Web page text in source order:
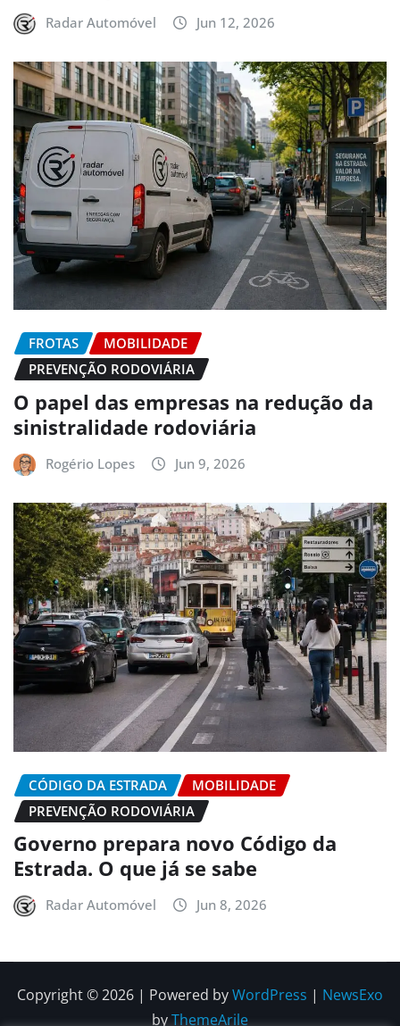
Radar Automóvel Jun 12, 2026
FROTAS
MOBILIDADE
PREVENÇÃO RODOVIÁRIA
O papel das empresas na redução da
sinistralidade rodoviária
Rogério Lopes Jun 9, 2026
CÓDIGO DA ESTRADA
MOBILIDADE
PREVENÇÃO RODOVIÁRIA
Governo prepara novo Código da
Estrada. O que já se sabe
Radar Automóvel Jun 8, 2026
Copyright © 2026 | Powered byWordPress | NewsExo
byThemeArile